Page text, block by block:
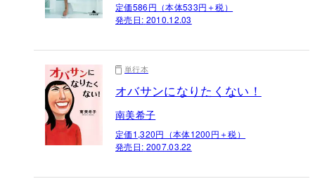
定価586円（本体533円＋税）
発売日: 2010.12.03
単行本
オバサンになりたくない！
南美希子
定価1,320円（本体1200円＋税）
発売日: 2007.03.22